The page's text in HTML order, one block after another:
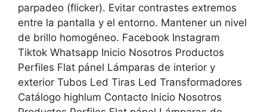
parpadeo (flicker). Evitar contrastes extremos
entre la pantalla y el entorno. Mantener un nivel
de brillo homogéneo. Facebook Instagram
Tiktok Whatsapp Inicio Nosotros Productos
Perfiles Flat pánel Lámparas de interior y
exterior Tubos Led Tiras Led Transformadores
Catálogo highlum Contacto Inicio Nosotros